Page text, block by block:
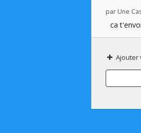
par Une
ca
Ajouter